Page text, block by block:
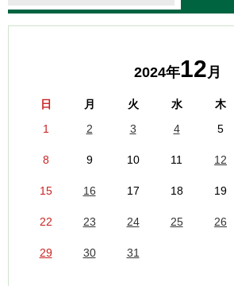
2024年12月
日 月 火 水 木
1
2 3 4 5
8 9 10 11 12
15 16 17 18 19
22 23 24 25 26
29 30 31